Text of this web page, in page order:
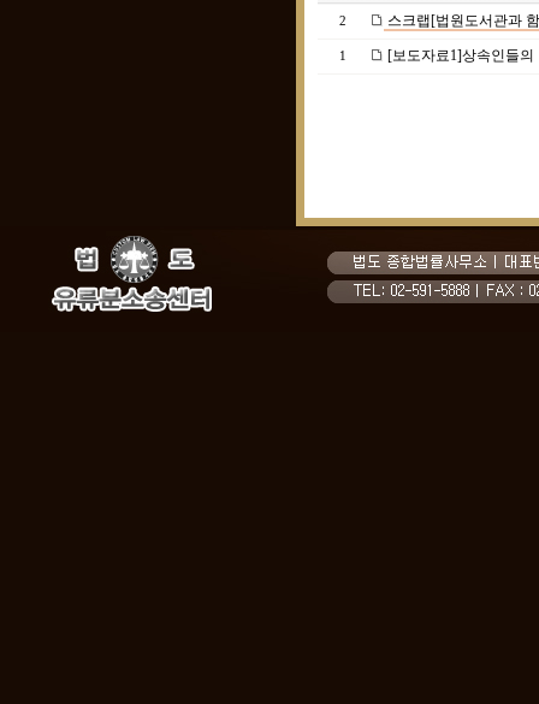
2 스크랩[법원도서관과
1 [보도자료1]상속인들